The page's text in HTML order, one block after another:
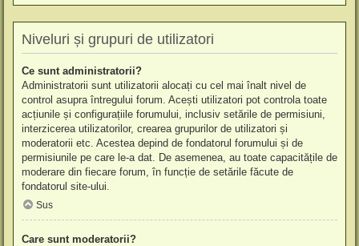
Niveluri și grupuri de utilizatori
Ce sunt administratorii?
Administratorii sunt utilizatorii alocați cu cel mai înalt nivel de
control asupra întregului forum. Acești utilizatori pot controla toate
acțiunile și configurațiile forumului, inclusiv setările de permisiuni,
interzicerea utilizatorilor, crearea grupurilor de utilizatori și
moderatorii etc. Acestea depind de fondatorul forumului și de
permisiunile pe care le-a dat. De asemenea, au toate capacitățile de
moderare din fiecare forum, în funcție de setările făcute de
fondatorul site-ului.
Sus
Care sunt moderatorii?